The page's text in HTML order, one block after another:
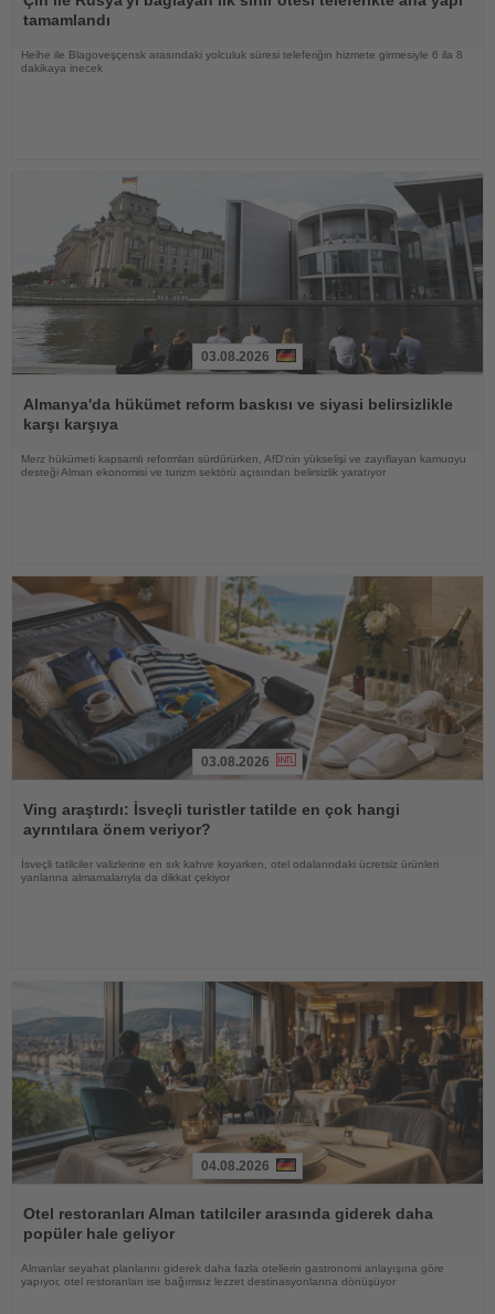
tamamlandı
Heihe ile Blagoveşçensk arasındaki yolculuk süresi teleferiğin hizmete girmesiyle 6 ila 8
dakikaya inecek
Oku
03.08.2026
Almanya'da hükümet reform baskısı ve siyasi belirsizlikle
karşı karşıya
Merz hükümeti kapsamlı reformları sürdürürken, AfD'nin yükselişi ve zayıflayan kamuoyu
desteği Alman ekonomisi ve turizm sektörü açısından belirsizlik yaratıyor
Oku
03.08.2026
Ving araştırdı: İsveçli turistler tatilde en çok hangi
ayrıntılara önem veriyor?
İsveçli tatilciler valizlerine en sık kahve koyarken, otel odalarındaki ücretsiz ürünleri
yanlarına almamalarıyla da dikkat çekiyor
Oku
04.08.2026
Otel restoranları Alman tatilciler arasında giderek daha
popüler hale geliyor
Almanlar seyahat planlarını giderek daha fazla otellerin gastronomi anlayışına göre
yapıyor, otel restoranları ise bağımsız lezzet destinasyonlarına dönüşüyor